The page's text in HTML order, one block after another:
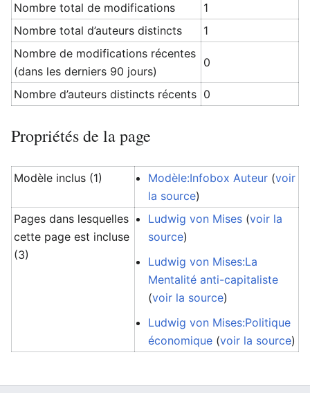
Nombre total de modifications
1
Nombre total d’auteurs distincts
1
Nombre de modifications récentes
(dans les derniers 90 jours)
0
Nombre d’auteurs distincts récents 0
Propriétés de la page
Modèle inclus (1) Modèle:Infobox Auteur (voir
la source)
Pages dans lesquelles
cette page est incluse
(3)
Ludwig von Mises (voir la
source)
Ludwig von Mises:La
Mentalité anti-capitaliste
(voir la source)
Ludwig von Mises:Politique
économique (voir la source)